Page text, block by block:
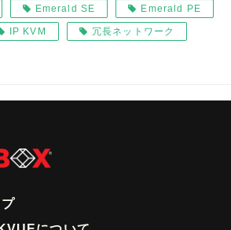
Emerald SE Emerald PE
IP KVM 冗長ネットワーク